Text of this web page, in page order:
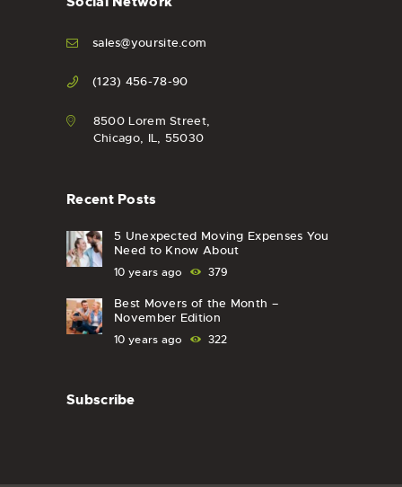
sales@yoursite.com
(123) 456-78-90
8500 Lorem Street,
Chicago, IL, 55030
Recent Posts
5 Unexpected Moving Expenses You
Need to Know About
10 years ago 379
Best Movers of the Month –
November Edition
10 years ago 322
Subscribe